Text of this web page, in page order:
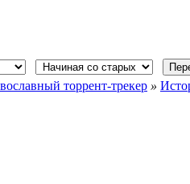
торрент-трекер »